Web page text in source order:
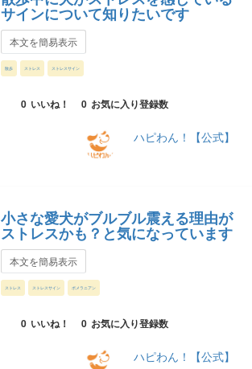
サインについて知りたいです
本文を簡易表示
散歩 ストレス ストレスサイン
0 いいね！ 0 お気に入り登録数
ハピわん！【公式】
小さな愛犬がブルブル震える理由が
ストレスかも？と気になっています
本文を簡易表示
ストレス ストレスサイン ポメラニアン
0 いいね！ 0 お気に入り登録数
ハピわん！【公式】